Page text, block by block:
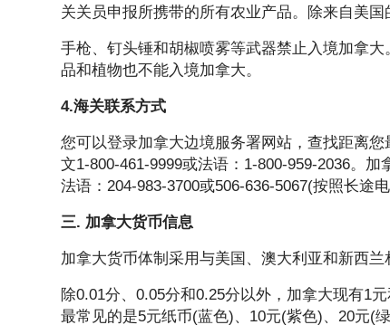
关关员申报所携带的所有农业产品。除来自美
手枪、钉头锤和胡椒喷雾等武器禁止入境加拿
品和植物也不能入境加拿大。
4.海关联系方式
您可以登录加拿大边境服务署网站，查找距离
文1-800-461-9999或法语：1-800-959-2036。
法语：204-983-3700或506-636-5067(按照长途电
三. 加拿大货币信息
加拿大货币体制采用与美国、澳大利亚和新西兰
除0.01分、0.05分和0.25分以外，加拿大现有1
最常见的是5元纸币(蓝色)、10元(紫色)、20元(